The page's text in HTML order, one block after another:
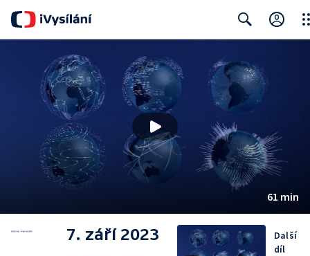
61 min
7. září 2023
Další
díl